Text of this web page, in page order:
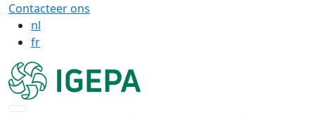
Contacteer ons
nl
fr